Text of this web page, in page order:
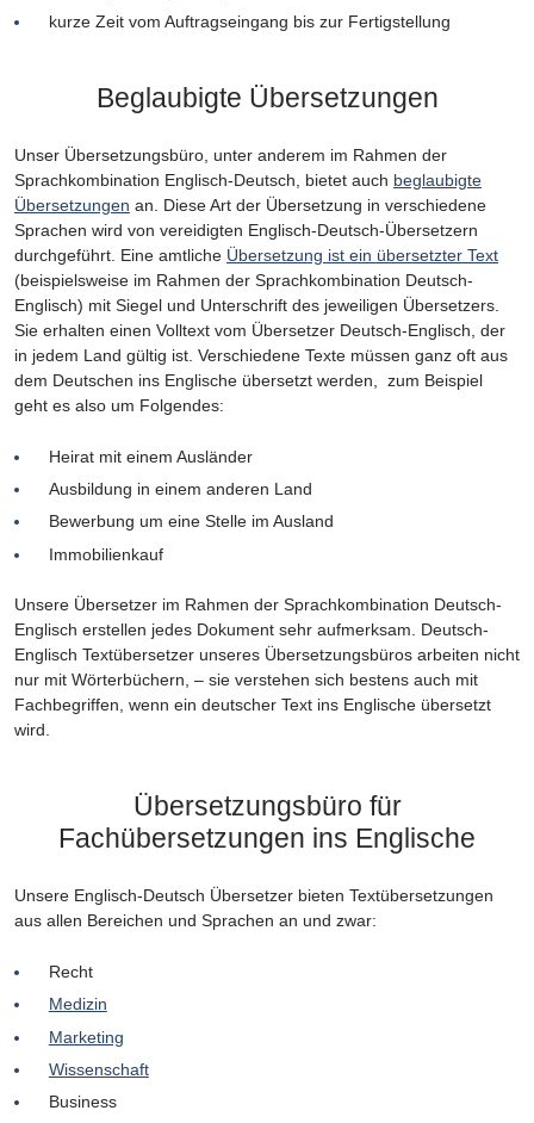
kurze Zeit vom Auftragseingang bis zur Fertigstellung
Beglaubigte Übersetzungen
Unser Übersetzungsbüro, unter anderem im Rahmen der
Sprachkombination Englisch-Deutsch, bietet auch beglaubigte
Übersetzungen an. Diese Art der Übersetzung in verschiedene
Sprachen wird von vereidigten Englisch-Deutsch-Übersetzern
durchgeführt. Eine amtliche Übersetzung ist ein übersetzter Text
(beispielsweise im Rahmen der Sprachkombination Deutsch-
Englisch) mit Siegel und Unterschrift des jeweiligen Übersetzers.
Sie erhalten einen Volltext vom Übersetzer Deutsch-Englisch, der
in jedem Land gültig ist. Verschiedene Texte müssen ganz oft aus
dem Deutschen ins Englische übersetzt werden, zum Beispiel
geht es also um Folgendes:
Heirat mit einem Ausländer
Ausbildung in einem anderen Land
Bewerbung um eine Stelle im Ausland
Immobilienkauf
Unsere Übersetzer im Rahmen der Sprachkombination Deutsch-
Englisch erstellen jedes Dokument sehr aufmerksam. Deutsch-
Englisch Textübersetzer unseres Übersetzungsbüros arbeiten nicht
nur mit Wörterbüchern, – sie verstehen sich bestens auch mit
Fachbegriffen, wenn ein deutscher Text ins Englische übersetzt
wird.
Übersetzungsbüro für
Fachübersetzungen ins Englische
Unsere Englisch-Deutsch Übersetzer bieten Textübersetzungen
aus allen Bereichen und Sprachen an und zwar:
Recht
Medizin
Marketing
Wissenschaft
Business